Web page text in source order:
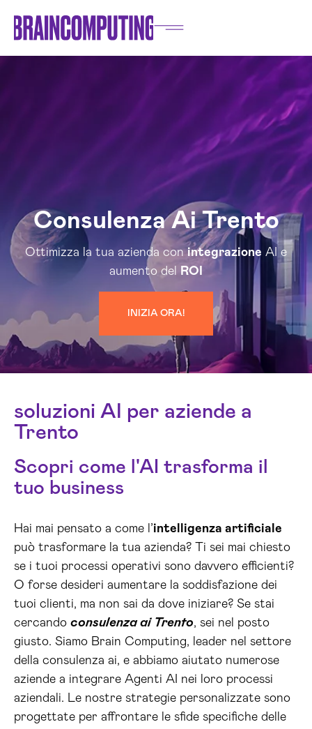
Consulenza Ai Trento
Ottimizza la tua azienda conintegrazione AI e
aumento del
ROI
INIZIA ORA!
soluzioni AI per aziende a
Trento
Scopri come l'AI trasforma il
tuo business
Hai mai pensato a come l’intelligenza artificiale
può trasformare la tua azienda? Ti sei mai chiesto
se i tuoi processi operativi sono davvero efficienti?
O forse desideri aumentare la soddisfazione dei
tuoi clienti, ma non sai da dove iniziare? Se stai
cercando consulenza ai Trento, sei nel posto
giusto. Siamo Brain Computing, leader nel settore
della consulenza ai, e abbiamo aiutato numerose
aziende a integrare Agenti AI nei loro processi
aziendali. Le nostre strategie personalizzate sono
progettate per affrontare le sfide specifiche delle